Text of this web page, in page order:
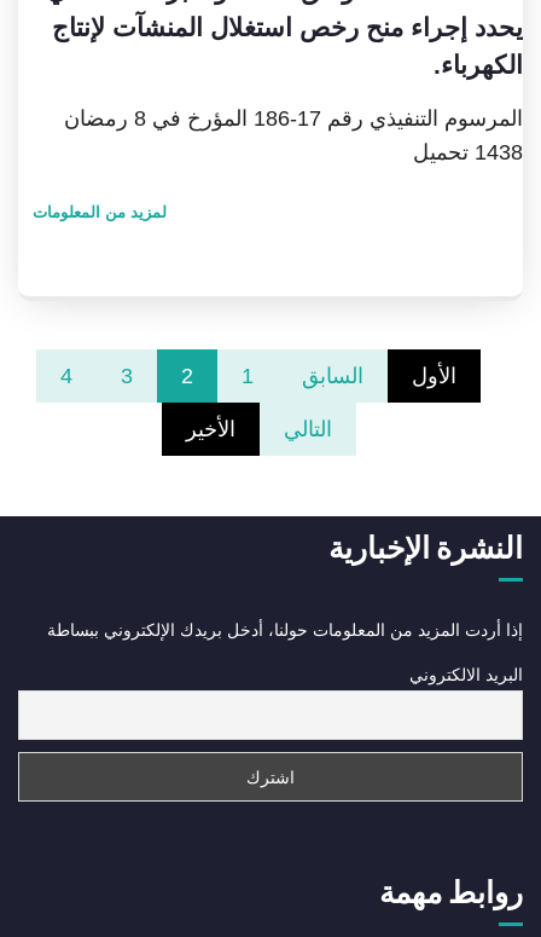
يحدد إجراء منح رخص استغلال المنشآت لإنتاج
الكهرباء.
المرسوم التنفيذي رقم 17-186 المؤرخ في 8 رمضان
1438 تحميل
لمزيد من المعلومات
الأول السابق 1
2
3
4
التالي الأخير
روابط مهمة
النشرة الإخبارية
إذا أردت المزيد من المعلومات حولنا، أدخل بريدك الإلكتروني ببساطة
البريد الالكتروني